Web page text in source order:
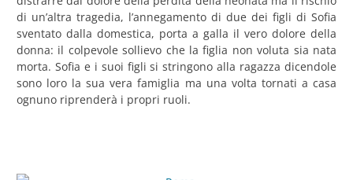
di un’altra tragedia, l’annegamento di due dei figli di Sofia
sventato dalla domestica, porta a galla il vero dolore della
donna: il colpevole sollievo che la figlia non voluta sia nata
morta. Sofia e i suoi figli si stringono alla ragazza dicendole
sono loro la sua vera famiglia ma una volta tornati a casa
ognuno riprenderà i propri ruoli.